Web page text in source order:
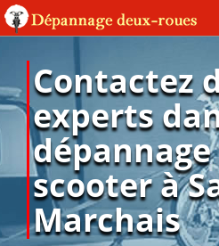
Contactez
experts
scooter à
Marchais